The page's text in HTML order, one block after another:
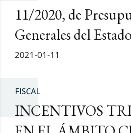
11/2020, de
Generales del
2021-01-11
FISCAL
INCENTIVOS